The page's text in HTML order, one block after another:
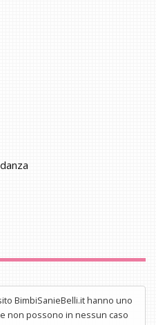
BimbiSanieBelli.it hanno uno
non possono in nessun caso